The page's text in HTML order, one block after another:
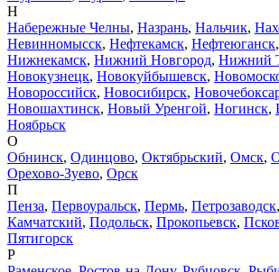
Н
Набережные Челны, Назрань, Нальчик,
Невинномысск, Нефтекамск, Нефтеюганск,
Нижнекамск, Нижний Новгород, Нижний
Новокузнецк, Новокуйбышевск,
Новороссийск, Новосибирск,
Новошахтинск, Новый Уренгой, Ногинск,
Ноябрьск
О
Обнинск, Одинцово, Октябрьский, Омск,
Орехово-Зуево, Орск
П
Пенза, Первоуральск, Пермь, Петрозаводск,
Камчатский, Подольск, Прокопьевск,
Пятигорск
Р